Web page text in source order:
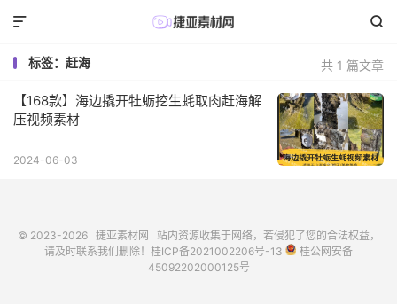


共 1 篇文章
标签：赶海
【168款】海边撬开牡蛎挖生蚝取肉赶海解
压视频素材
2024-06-03
© 2023-2026 捷亚素材网 站内资源收集于网络，若侵犯了您的合法权益，
请及时联系我们删除！ 桂ICP备2021002206号-13
桂公网安备
45092202000125号